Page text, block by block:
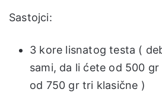
Sastojci:
3 kore lisnatog testa (
sami, da li ćete od 500
od 750 gr tri klasične )